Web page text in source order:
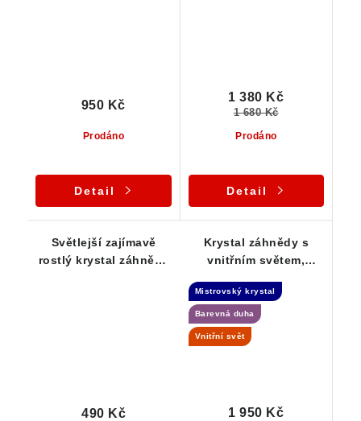
Prodáno
950 Kč
Detail
Prodáno
1 380 Kč
1 680 Kč
Detail
Světlejší zajímavě
rostlý krystal záhnědy
490 Kč
Krystal záhnědy s
vnitřním světem,
Samoléčitel
Mistrovský krystal
Barevná duha
Vnitřní svět
1 950 Kč